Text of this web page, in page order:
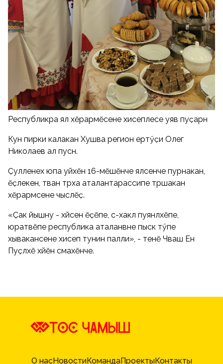
Республикӑра ял хӗрарӑмӗсене хисеплесе уяв пуҫарнӑ
Кун пирки калакан Хушӑва регион ертӳҫи Олег
Николаев алӑ пуснӑ.
Ҫулленех юпа уйӑхӗн 16-мӗшӗнче ялсенче пурӑнакан,
ӗҫлекен, тӑван тӑрӑха аталантарассипе тӑрӑшакан
хӗрарӑмсене чыслӗҫ.
«Ҫак йышӑну - хӑйсен ӗҫӗпе, ӑс-хакӑл пуянлӑхӗпе,
юратӑвӗпе республика аталанӑвне пысӑк тӳпе
хывакансене хисеп тунин палли», - тенӗ Чӑваш Ен
Пуҫлӑхӗ хӑйӗн сӑмахӗнче.
О насНовостиКомандаПроектыКонтакты